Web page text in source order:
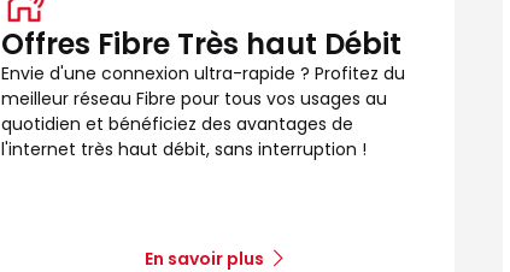
Offres Fibre Très haut Débit
Envie d'une connexion ultra-rapide ? Profitez du
meilleur réseau Fibre pour tous vos usages au
quotidien et bénéficiez des avantages de
l'internet très haut débit, sans interruption !
En savoir plus